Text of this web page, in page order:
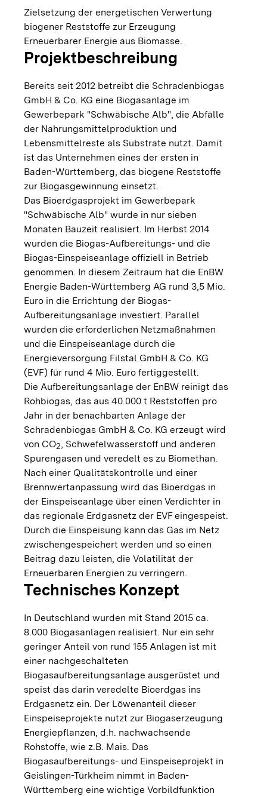
Zielsetzung der energetischen Verwertung
biogener Reststoffe zur Erzeugung
Erneuerbarer Energie aus Biomasse.
Projektbeschreibung
Bereits seit 2012 betreibt die Schradenbiogas
GmbH & Co. KG eine Biogasanlage im
Gewerbepark "Schwäbische Alb", die Abfälle
der Nahrungsmittelproduktion und
Lebensmittelreste als Substrate nutzt. Damit
ist das Unternehmen eines der ersten in
Baden-Württemberg, das biogene Reststoffe
zur Biogasgewinnung einsetzt.
Das Bioerdgasprojekt im Gewerbepark
"Schwäbische Alb" wurde in nur sieben
Monaten Bauzeit realisiert. Im Herbst 2014
wurden die Biogas-Aufbereitungs- und die
Biogas-Einspeiseanlage offiziell in Betrieb
genommen. In diesem Zeitraum hat die EnBW
Energie Baden-Württemberg AG rund 3,5 Mio.
Euro in die Errichtung der Biogas-
Aufbereitungsanlage investiert. Parallel
wurden die erforderlichen Netzmaßnahmen
und die Einspeiseanlage durch die
Energieversorgung Filstal GmbH & Co. KG
(EVF) für rund 4 Mio. Euro fertiggestellt.
Die Aufbereitungsanlage der EnBW reinigt das
Rohbiogas, das aus 40.000 t Reststoffen pro
Jahr in der benachbarten Anlage der
Schradenbiogas GmbH & Co. KG erzeugt wird
von CO2, Schwefelwasserstoff und anderen
Spurengasen und veredelt es zu Biomethan.
Nach einer Qualitätskontrolle und einer
Brennwertanpassung wird das Bioerdgas in
der Einspeiseanlage über einen Verdichter in
das regionale Erdgasnetz der EVF eingespeist.
Durch die Einspeisung kann das Gas im Netz
zwischengespeichert werden und so einen
Beitrag dazu leisten, die Volatilität der
Erneuerbaren Energien zu verringern.
Technisches Konzept
In Deutschland wurden mit Stand 2015 ca.
8.000 Biogasanlagen realisiert. Nur ein sehr
geringer Anteil von rund 155 Anlagen ist mit
einer nachgeschalteten
Biogasaufbereitungsanlage ausgerüstet und
speist das darin veredelte Bioerdgas ins
Erdgasnetz ein. Der Löwenanteil dieser
Einspeiseprojekte nutzt zur Biogaserzeugung
Energiepflanzen, d.h. nachwachsende
Rohstoffe, wie z.B. Mais. Das
Biogasaufbereitungs- und Einspeiseprojekt in
Geislingen-Türkheim nimmt in Baden-
Württemberg eine wichtige Vorbildfunktion